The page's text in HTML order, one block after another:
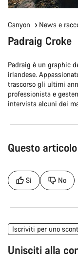
Canyon News e
Padraig Croke
Padraig è un graphic
irlandese.
trascorso gli ultimi
professionista e
intervista alcuni dei
Questo
Sì No
Iscriviti per uno
Unisciti alla